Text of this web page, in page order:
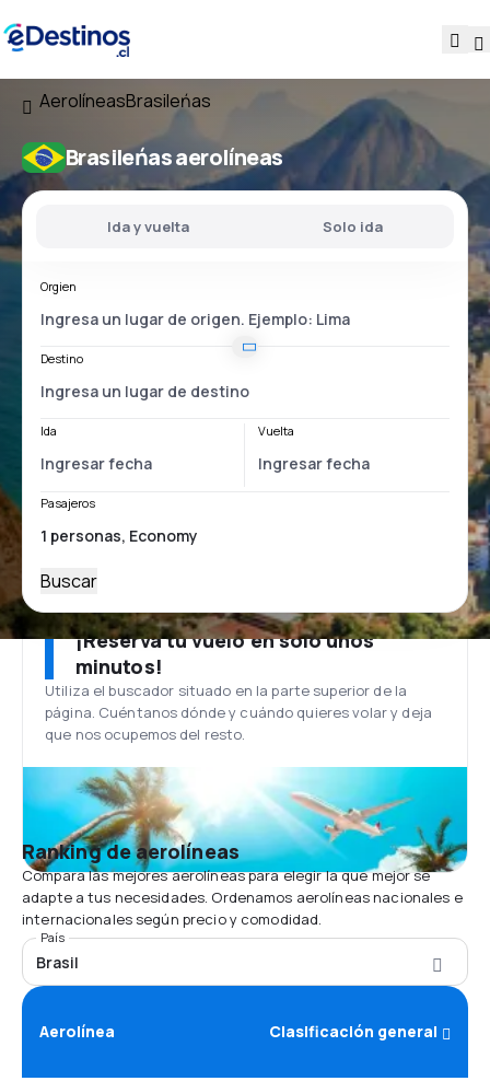
AerolíneasBrasileńas
Brasileńas aerolíneas
Ida y vuelta Solo ida
Orgien
Destino
Ida Vuelta
Pasajeros
Buscar
¡Reserva tu vuelo en solo unos
minutos!
Utiliza el buscador situado en la parte superior de la
página. Cuéntanos dónde y cuándo quieres volar y deja
que nos ocupemos del resto.
Ranking de aerolíneas
Compara las mejores aerolíneas para elegir la que mejor se
adapte a tus necesidades. Ordenamos aerolíneas nacionales e
internacionales según precio y comodidad.
País
Brasil
Aerolínea Clasificación general